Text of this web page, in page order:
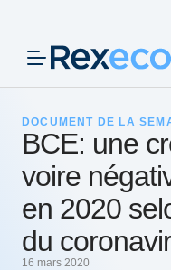
DOCUMENT DE LA
BCE: une
voire
en 2020
du
16 mars 2020